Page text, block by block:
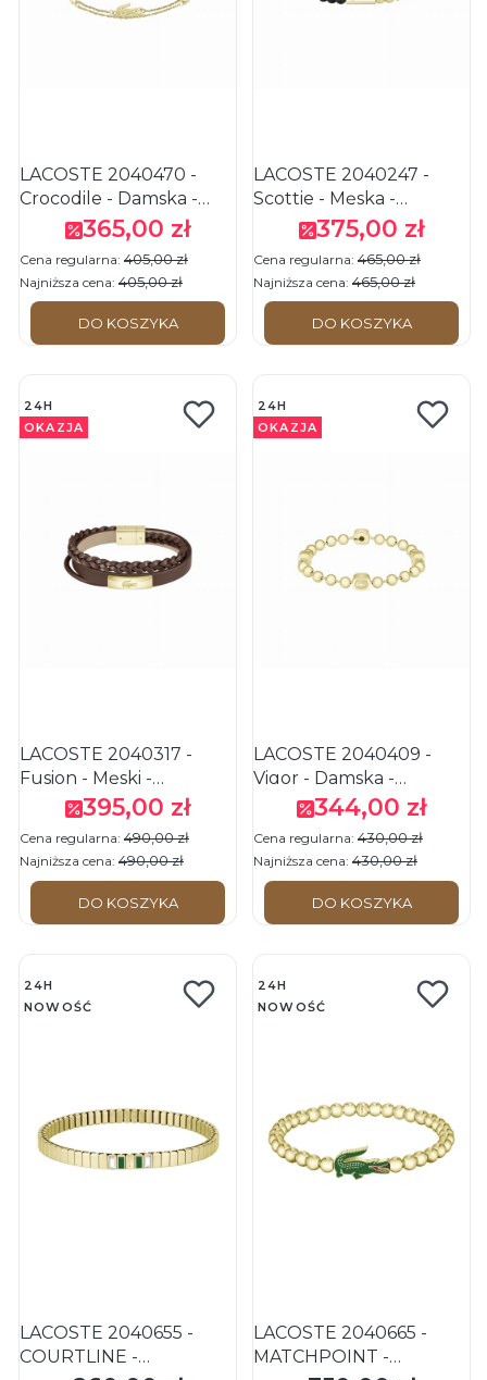
LACOSTE 2040470 -
Crocodile - Damska -
Bransoletka ze stali
nierdzewnej - Złota
Cena promocyjna
365,00 zł
Cena regularna: 405,00 zł
Najniższa cena: 405,00 zł
DO KOSZYKA
LACOSTE 2040247 -
Scottie - Męska -
Bransoletka rozciągana -
Złota/Czarna
Cena promocyjna
375,00 zł
Cena regularna: 465,00 zł
Najniższa cena: 465,00 zł
DO KOSZYKA
24H
OKAZJA
LACOSTE 2040317 -
Fusion - Męski -
Bransoletka skórzana -
Cena promocyjna
395,00 zł
Cena regularna: 490,00 zł
Najniższa cena: 490,00 zł
DO KOSZYKA
24H
OKAZJA
LACOSTE 2040409 -
Vigor - Damska -
Bransoletka ze stali
nierdzewnej - Złota
Cena promocyjna
344,00 zł
Cena regularna: 430,00 zł
Najniższa cena: 430,00 zł
DO KOSZYKA
24H
NOWOŚĆ
LACOSTE 2040655 -
COURTLINE -
24H
NOWOŚĆ
LACOSTE 2040665 -
MATCHPOINT -